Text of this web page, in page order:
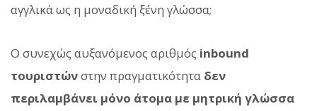
αγγλικά ως η μοναδική ξένη γλώσσα;
Ο συνεχώς αυξανόμενος αριθμός inbound
τουριστώνστην πραγματικότητα δεν
περιλαμβάνει μόνο άτομα με μητρική γλώσσα